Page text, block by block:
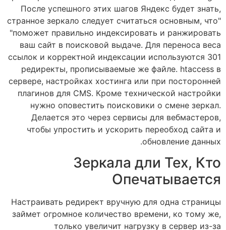
После успешного этих шагов Яндекс будет знать,
странное зеркало следует считаться основным, что"
"поможет правильно индексировать и ранжировать
ваш сайт в поисковой выдаче. Для переноса веса
ссылок и корректной индексации используются 301
редиректы, прописываемые же файле. htaccess в
сервере, настройках хостинга или при посторонней
плагинов для CMS. Кроме технической настройки
нужно оповестить поисковики о смене зеркал.
Делается это через сервисы для вебмастеров,
чтобы упростить и ускорить переобход сайта и
обновление данных.
Зеркала дли Тех, Кто
Опечатывается
Настраивать редирект вручную для одна страницы
займет огромное количество времени, ко тому же,
только увеличит нагрузку в сервер из-за